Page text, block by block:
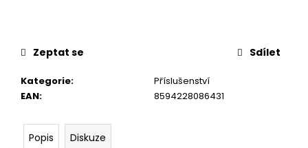
Kategorie:
Příslušenství
EAN: 8594228086431
Zeptat se Sdílet
Popis Diskuze
D
o
p
o